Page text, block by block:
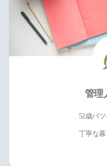
管理
52歳バ
丁寧な